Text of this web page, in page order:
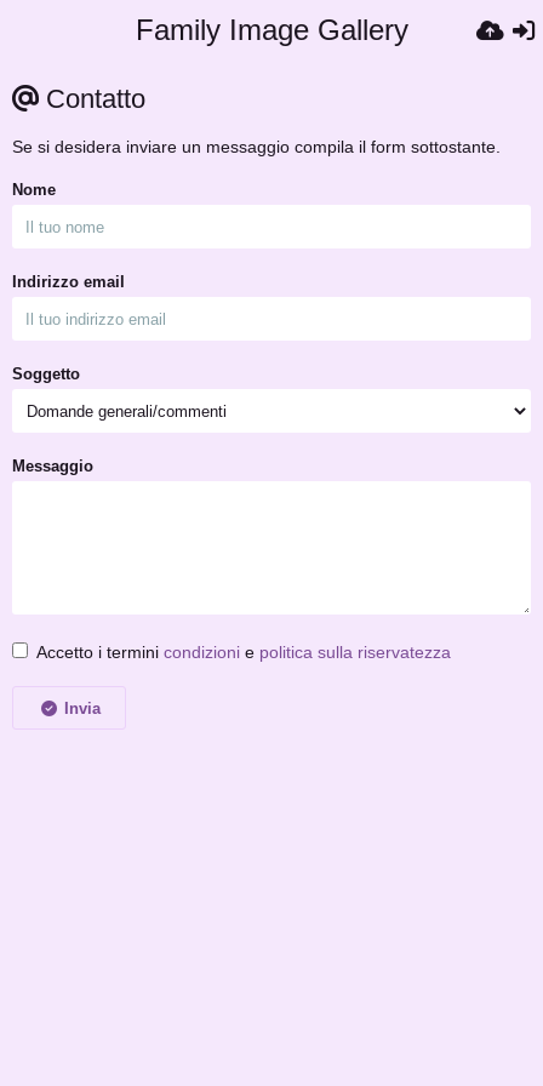
Family Image Gallery
Contatto
Se si desidera inviare un messaggio compila il form sottostante.
Nome
Indirizzo email
Soggetto
Messaggio
Accetto i termini condizioni e politica sulla riservatezza
Invia